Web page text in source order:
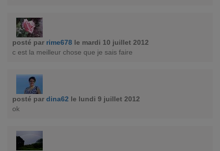
posté par rime678 le mardi 10 juillet 2012
c est la meilleur chose que je sais faire
posté par dina62 le lundi 9 juillet 2012
ok